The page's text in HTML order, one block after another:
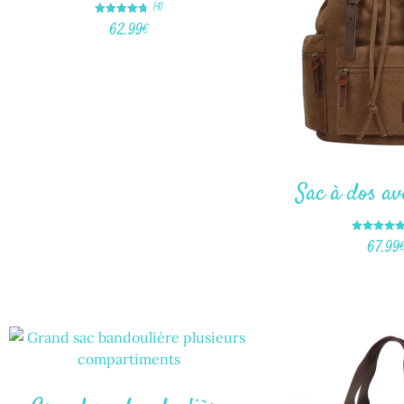
Note
4.75
(4)
62.99€
Sac à dos
Note
5.00
67.99€